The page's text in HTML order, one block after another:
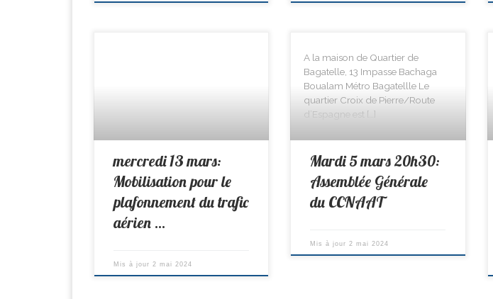
mercredi 13 mars:
Mobilisation pour le
plafonnement du trafic
aérien …
Mis à jour 2 mai 2024
A la maison de Quartier de
Bagatelle, 13 Impasse Bachaga
Boualam Métro Bagatellle Le
quartier Croix de Pierre/Route
d’Espagne est […]
Mardi 5 mars 20h30:
Assemblée Générale
du CCNAAT
Mis à jour2 mai 2024